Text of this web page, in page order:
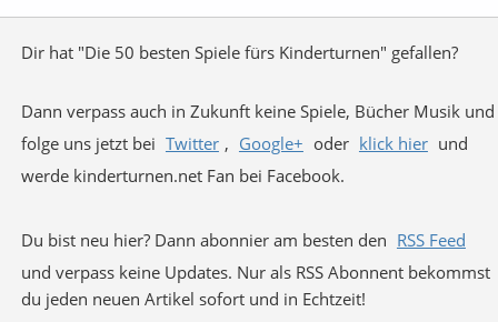
Dir hat "Die 50 besten Spiele fürs Kinderturnen" gefallen?
Dann verpass auch in Zukunft keine Spiele, Bücher Musik und
folge uns jetzt bei Twitter , Google+ oder klick hier und
werde kinderturnen.net Fan bei Facebook.
Du bist neu hier? Dann abonnier am besten den RSS Feed
und verpass keine Updates. Nur als RSS Abonnent bekommst
du jeden neuen Artikel sofort und in Echtzeit!